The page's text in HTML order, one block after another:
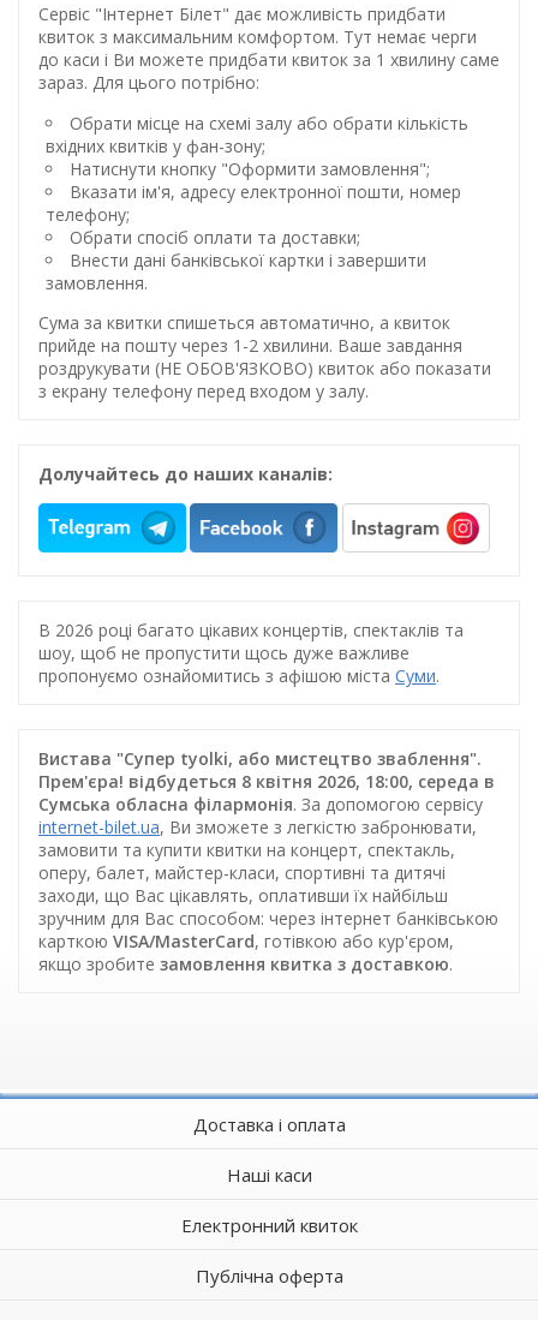
Сервіс "Інтернет Білет" дає можливість придбати
квиток з максимальним комфортом. Тут немає черги
до каси і Ви можете придбати квиток за 1 хвилину саме
зараз. Для цього потрібно:
Обрати місце на схемі залу або обрати кількість
вхідних квитків у фан-зону;
Натиснути кнопку "Оформити замовлення";
Вказати ім'я, адресу електронної пошти, номер
телефону;
Обрати спосіб оплати та доставки;
Внести дані банківської картки і завершити
замовлення.
Сума за квитки спишеться автоматично, а квиток
прийде на пошту через 1-2 хвилини. Ваше завдання
роздрукувати (НЕ ОБОВ'ЯЗКОВО) квиток або показати
з екрану телефону перед входом у залу.
Долучайтесь до наших каналів:
В 2026 році багато цікавих концертів, спектаклів та
шоу, щоб не пропустити щось дуже важливе
пропонуємо ознайомитись з афішою міста Суми.
Вистава "Супер tyolki, або мистецтво зваблення".
Прем'єра! відбудеться 8 квітня 2026, 18:00, середа в
Сумська обласна філармонія. За допомогою сервісу
internet-bilet.ua, Ви зможете з легкістю забронювати,
замовити та купити квитки на концерт, спектакль,
оперу, балет, майстер-класи, спортивні та дитячі
заходи, що Вас цікавлять, оплативши їх найбільш
зручним для Вас способом: через інтернет банківською
карткою VISA/MasterCard, готівкою або кур'єром,
якщо зробите замовлення квитка з доставкою.
Доставка і оплата
Наші каси
Електронний квиток
Публічна оферта